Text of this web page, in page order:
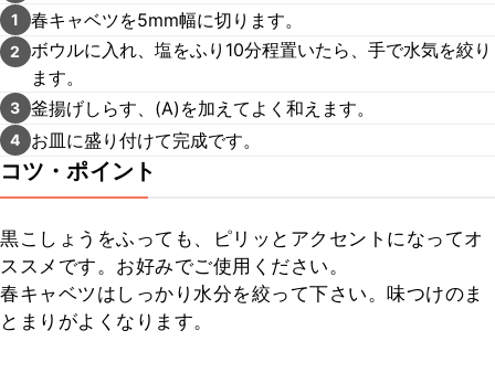
1 春キャベツを5mm幅に切ります。
2
ボウルに入れ、塩をふり10分程置いたら、手で水気を絞り
ます。
3 釜揚げしらす、(A)を加えてよく和えます。
4 お皿に盛り付けて完成です。
コツ・ポイント
黒こしょうをふっても、ピリッとアクセントになってオ
ススメです。お好みでご使用ください。
春キャベツはしっかり水分を絞って下さい。味つけのま
とまりがよくなります。